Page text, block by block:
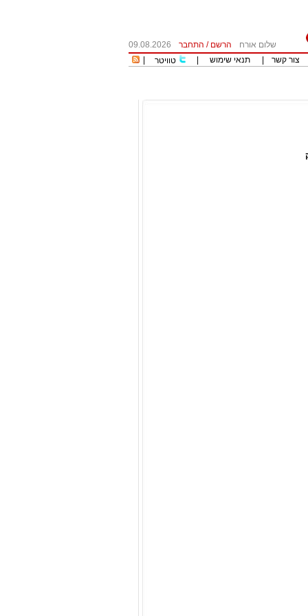
שלום אורח הרשם / התחבר
09.08.2026
צור קשר תנאי שימוש טוויטר